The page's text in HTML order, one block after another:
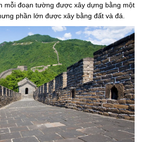
mỗi đoạn tường được xây dựng bằng một
phần lớn được xây bằng đất và đá.